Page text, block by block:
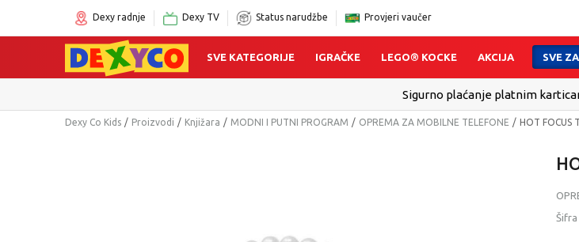
Dexy radnje Dexy TV Status narudžbe Provjeri vaučer
SVE KATEGORIJE IGRAČKE LEGO® KOCKE AKCIJA SVE
Click&Collect - Platite
Dexy Co Kids Proizvodi Knjižara MODNI I PUTNI PROGRAM OPREMA ZA MOBILNE TELEFONE HOT FOCUS